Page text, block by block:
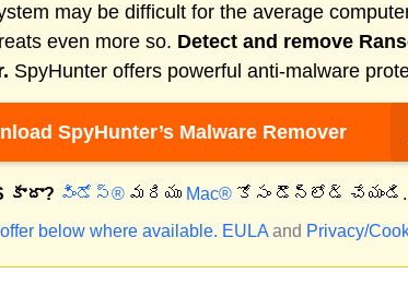
may be difficult for the average
even more so. Detect and remove
SpyHunter offers powerful anti-malware
SpyHunter’s Malware Remover
కాదా? విండోస్®మరియు Mac®కోసం డౌన్‌లోడ్ చేయండి.
below where available. EULA and Privacy/